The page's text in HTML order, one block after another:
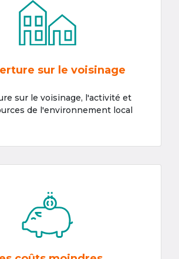
sur le voisinage
sur le voisinage, l'activité et
de l'environnement local